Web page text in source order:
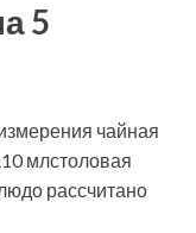
5
чайная
млстоловая
рассчитано